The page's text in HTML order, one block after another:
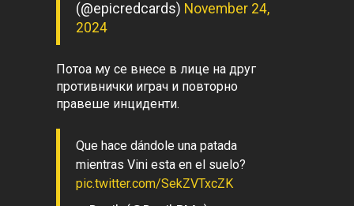
(@epicredcards) November 24,
2024
Потоа му се внесе в лице на друг
противнички играч и повторно
правеше инциденти.
Que hace dándole una patada
mientras Vini esta en el suelo?
pic.twitter.com/SekZVTxcZK